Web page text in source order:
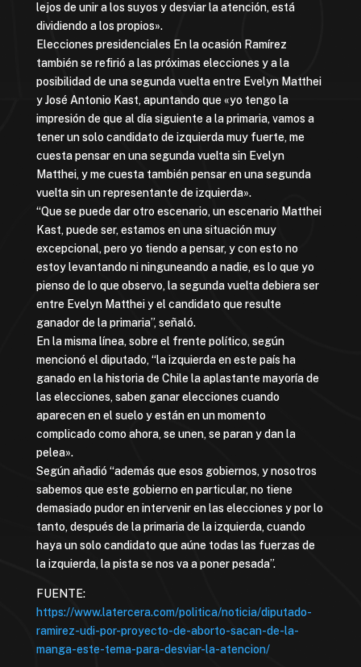
lejos de unir a los suyos y desviar la atención, está
dividiendo a los propios».
Elecciones presidenciales En la ocasión Ramírez
también se refirió a las próximas elecciones y a la
posibilidad de una segunda vuelta entre Evelyn Matthei
y José Antonio Kast, apuntando que «yo tengo la
impresión de que al día siguiente a la primaria, vamos a
tener un solo candidato de izquierda muy fuerte, me
cuesta pensar en una segunda vuelta sin Evelyn
Matthei, y me cuesta también pensar en una segunda
vuelta sin un representante de izquierda».
“Que se puede dar otro escenario, un escenario Matthei
Kast, puede ser, estamos en una situación muy
excepcional, pero yo tiendo a pensar, y con esto no
estoy levantando ni ninguneando a nadie, es lo que yo
pienso de lo que observo, la segunda vuelta debiera ser
entre Evelyn Matthei y el candidato que resulte
ganador de la primaria”, señaló.
En la misma línea, sobre el frente político, según
mencionó el diputado, “la izquierda en este país ha
ganado en la historia de Chile la aplastante mayoría de
las elecciones, saben ganar elecciones cuando
aparecen en el suelo y están en un momento
complicado como ahora, se unen, se paran y dan la
pelea».
Según añadió “además que esos gobiernos, y nosotros
sabemos que este gobierno en particular, no tiene
demasiado pudor en intervenir en las elecciones y por lo
tanto, después de la primaria de la izquierda, cuando
haya un solo candidato que aúne todas las fuerzas de
la izquierda, la pista se nos va a poner pesada”.
FUENTE:
https://www.latercera.com/politica/noticia/diputado-
ramirez-udi-por-proyecto-de-aborto-sacan-de-la-
manga-este-tema-para-desviar-la-atencion/